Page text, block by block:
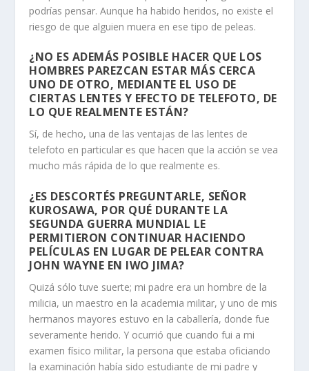
podrías pensar. Aunque ha habido heridos, no existe el
riesgo de que alguien muera en ese tipo de peleas.
¿NO ES ADEMÁS POSIBLE HACER QUE LOS
HOMBRES PAREZCAN ESTAR MÁS CERCA
UNO DE OTRO, MEDIANTE EL USO DE
CIERTAS LENTES Y EFECTO DE TELEFOTO, DE
LO QUE REALMENTE ESTÁN?
Sí, de hecho, una de las ventajas de las lentes de
telefoto en particular es que hacen que la acción se vea
mucho más rápida de lo que realmente es.
¿ES DESCORTÉS PREGUNTARLE, SEÑOR
KUROSAWA, POR QUÉ DURANTE LA
SEGUNDA GUERRA MUNDIAL LE
PERMITIERON CONTINUAR HACIENDO
PELÍCULAS EN LUGAR DE PELEAR CONTRA
JOHN WAYNE EN IWO JIMA?
Quizá sólo tuve suerte; mi padre era un hombre de la
milicia, un maestro en la academia militar, y uno de mis
hermanos mayores estuvo en la caballería, donde fue
severamente herido. Y ocurrió que cuando fui a mi
examen físico militar, la persona que estaba oficiando
la examinación había sido estudiante de mi padre y